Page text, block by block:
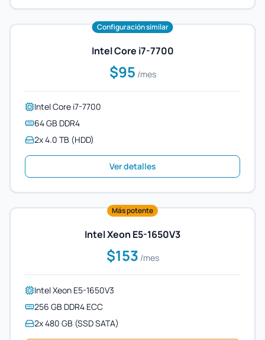
Configuración similar
Intel Core i7-7700
$95 /mes
Intel Core i7-7700
64 GB DDR4
2x 4.0 TB (HDD)
Ver detalles
Más potente
Intel Xeon E5-1650V3
$153 /mes
Intel Xeon E5-1650V3
256 GB DDR4 ECC
2x 480 GB (SSD SATA)